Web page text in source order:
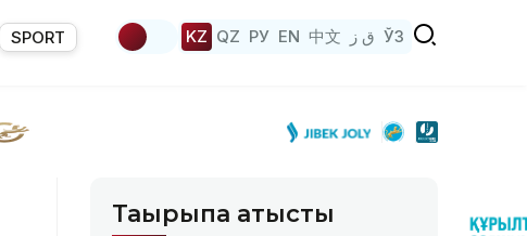
SPORT KZ QZ РУ EN 中文 ق ز ЎЗ
Тақырыпқа қатысты